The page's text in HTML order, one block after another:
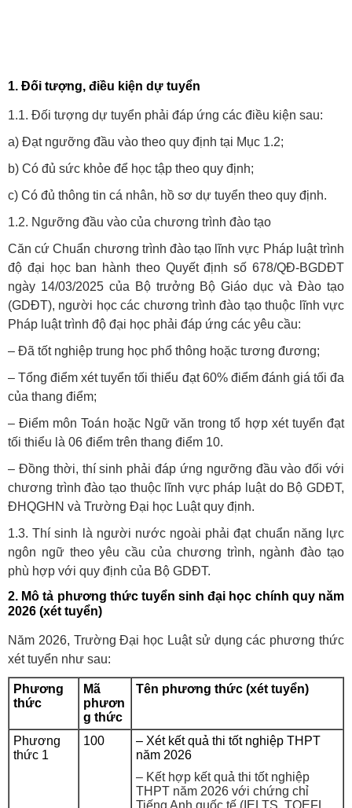
1. Đối tượng, điều kiện dự tuyển
1.1. Đối tượng dự tuyển phải đáp ứng các điều kiện sau:
a) Đạt ngưỡng đầu vào theo quy định tại Mục 1.2;
b) Có đủ sức khỏe để học tập theo quy định;
c) Có đủ thông tin cá nhân, hồ sơ dự tuyển theo quy định.
1.2. Ngưỡng đầu vào của chương trình đào tạo
Căn cứ Chuẩn chương trình đào tạo lĩnh vực Pháp luật trình
độ đại học ban hành theo Quyết định số 678/QĐ-BGDĐT
ngày 14/03/2025 của Bộ trưởng Bộ Giáo dục và Đào tạo
(GDĐT), người học các chương trình đào tạo thuộc lĩnh vực
Pháp luật trình độ đại học phải đáp ứng các yêu cầu:
– Đã tốt nghiệp trung học phổ thông hoặc tương đương;
– Tổng điểm xét tuyển tối thiểu đạt 60% điểm đánh giá tối đa
của thang điểm;
– Điểm môn Toán hoặc Ngữ văn trong tổ hợp xét tuyển đạt
tối thiểu là 06 điểm trên thang điểm 10.
– Đồng thời, thí sinh phải đáp ứng ngưỡng đầu vào đối với
chương trình đào tạo thuộc lĩnh vực pháp luật do Bộ GDĐT,
ĐHQGHN và Trường Đại học Luật quy định.
1.3. Thí sinh là người nước ngoài phải đạt chuẩn năng lực
ngôn ngữ theo yêu cầu của chương trình, ngành đào tạo
phù hợp với quy định của Bộ GDĐT.
2. Mô tả phương thức tuyển sinh đại học chính quy năm
2026 (xét tuyển)
Năm 2026, Trường Đại học Luật sử dụng các phương thức
xét tuyển như sau:
Phương
thức
Mã
phươn
g thức
Tên phương thức (xét tuyển)
Phương
thức 1
100
– Xét kết quả thi tốt nghiệp THPT
năm 2026
– Kết hợp kết quả thi tốt nghiệp
THPT năm 2026 với chứng chỉ
Tiếng Anh quốc tế (IELTS, TOEFL